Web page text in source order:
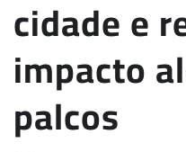
cidade e
impacto
palcos